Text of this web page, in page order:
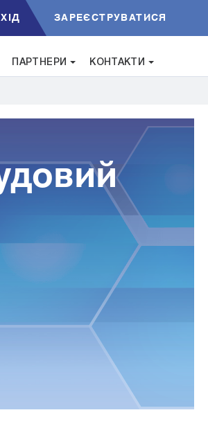
ЗАРЕЄСТРУВАТИСЯ
ПАРТНЕРИ КОНТАКТИ